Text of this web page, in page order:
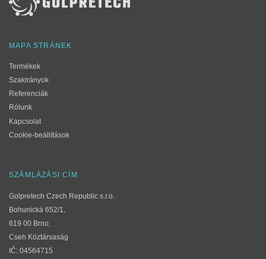
MAPA STRÁNEK
Termékek
Szakirányok
Referenciák
Rólunk
Kapcsolat
Cookie-beállítások
SZÁMLÁZÁSI CÍM
Golpretech Czech Republic s.r.o.
Bohunická 652/1,
619 00 Brno,
Cseh Köztársaság
IČ: 04564715